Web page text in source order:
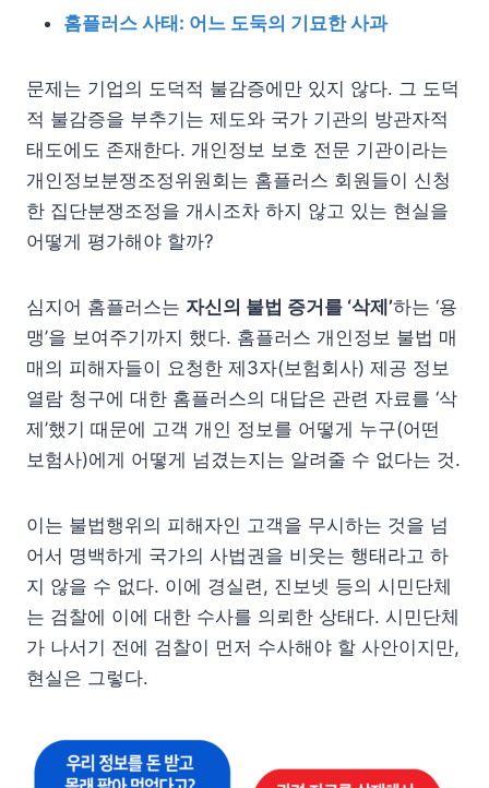
홈플러스 사태: 어느 도둑의 기묘한 사과
문제는 기업의 도덕적 불감증에만 있지 않다. 그 도덕
적 불감증을 부추기는 제도와 국가 기관의 방관자적
태도에도 존재한다. 개인정보 보호 전문 기관이라는
개인정보분쟁조정위원회는 홈플러스 회원들이 신청
한 집단분쟁조정을 개시조차 하지 않고 있는 현실을
어떻게 평가해야 할까?
심지어 홈플러스는 자신의 불법 증거를 ‘삭제’하는 ‘용
맹’을 보여주기까지 했다. 홈플러스 개인정보 불법 매
매의 피해자들이 요청한 제3자(보험회사) 제공 정보
열람 청구에 대한 홈플러스의 대답은 관련 자료를 ‘삭
제’했기 때문에 고객 개인 정보를 어떻게 누구(어떤
보험사)에게 어떻게 넘겼는지는 알려줄 수 없다는 것.
이는 불법행위의 피해자인 고객을 무시하는 것을 넘
어서 명백하게 국가의 사법권을 비웃는 행태라고 하
지 않을 수 없다. 이에 경실련, 진보넷 등의 시민단체
는 검찰에 이에 대한 수사를 의뢰한 상태다. 시민단체
가 나서기 전에 검찰이 먼저 수사해야 할 사안이지만,
현실은 그렇다.